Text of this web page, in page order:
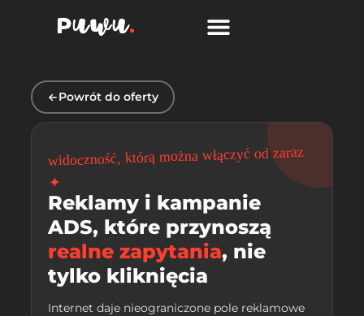
Powrót do oferty
widoczność, którą można włączyć od zaraz
✦
Reklamy i kampanie
ADS, które przynoszą
realne zapytania, nie
tylko kliknięcia
Internet daje nieograniczone pole reklamowe